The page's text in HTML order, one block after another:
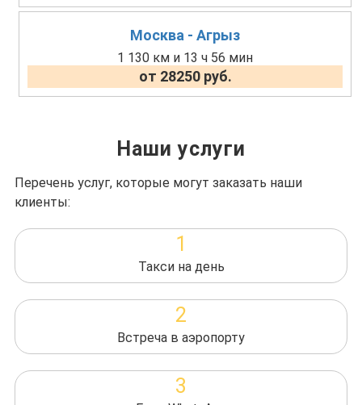
Москва - Агрыз
1 130 км и 13 ч 56 мин
от 28250 руб.
Наши услуги
Перечень услуг, которые могут заказать наши
клиенты:
1
Такси на день
2
Встреча в аэропорту
3